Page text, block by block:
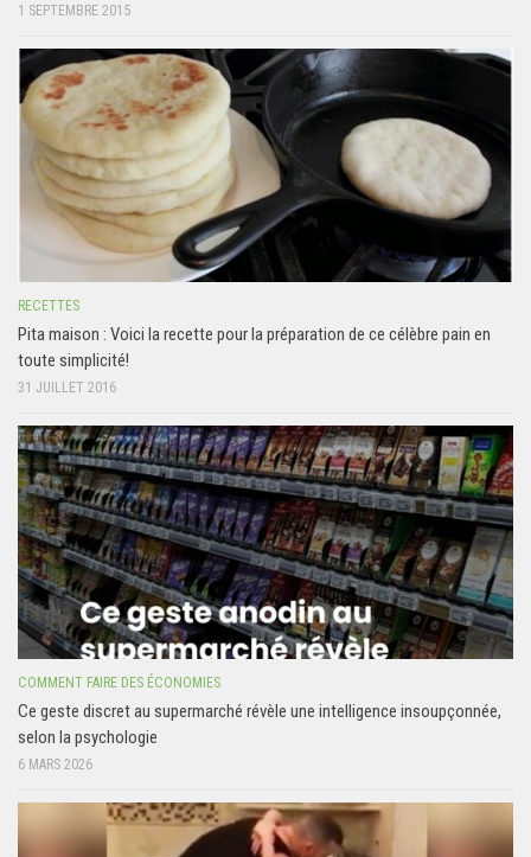
1 SEPTEMBRE 2015
RECETTES
Pita maison : Voici la recette pour la préparation de ce célèbre pain en
toute simplicité!
31 JUILLET 2016
COMMENT FAIRE DES ÉCONOMIES
Ce geste discret au supermarché révèle une intelligence insoupçonnée,
selon la psychologie
6 MARS 2026